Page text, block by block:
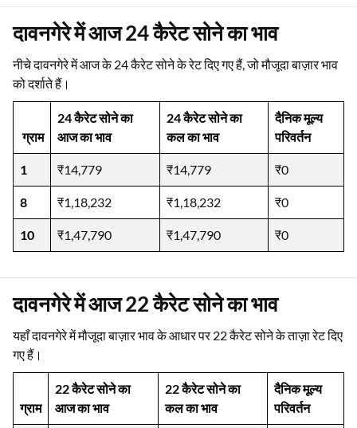
दावनगेरे में आज 24 कैरेट सोने का भाव
नीचे दावनगेरे में आज के 24 कैरेट सोने के रेट दिए गए हैं, जो मौजूदा बाज़ार भाव
को दर्शाते हैं।
ग्राम
24 कैरेट सोने का
आज का भाव
24 कैरेट सोने का
कल का भाव
दैनिक मूल्य
परिवर्तन
1 ₹14,779 ₹14,779 ₹0
8 ₹1,18,232 ₹1,18,232 ₹0
10 ₹1,47,790 ₹1,47,790 ₹0
दावनगेरे में आज 22 कैरेट सोने का भाव
यहाँ दावनगेरे में मौजूदा बाज़ार भाव के आधार पर 22 कैरेट सोने के ताज़ा रेट दिए
गए हैं।
ग्राम
22 कैरेट सोने का
आज का भाव
22 कैरेट सोने का
कल का भाव
दैनिक मूल्य
परिवर्तन